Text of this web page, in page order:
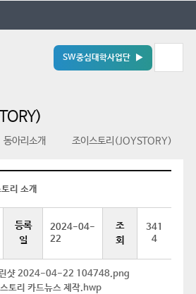
SW중심대학사업단 ▶
동아리소개 조이스토리(JOYSTORY)
리 소개
등록
일
2024-04-
22
조
회
341
4
샷 2024-04-22 104748.png
토리 카드뉴스 제작.hwp